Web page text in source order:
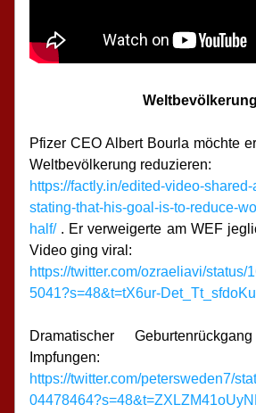
Weltbevölkerung
Pfizer CEO Albert Bourla möchte
Weltbevölkerung reduzieren:
https://factly.in/edited-video-
stating-that-his-goal-is-to-reduce-
half/ . Er verweigerte am WEF
Video ging viral:
https://twitter.com/ozraeliavi/status/
5041?s=48&t=tX6ur-
Dramatischer
Impfungen:
https://twitter.com/petersweden7/